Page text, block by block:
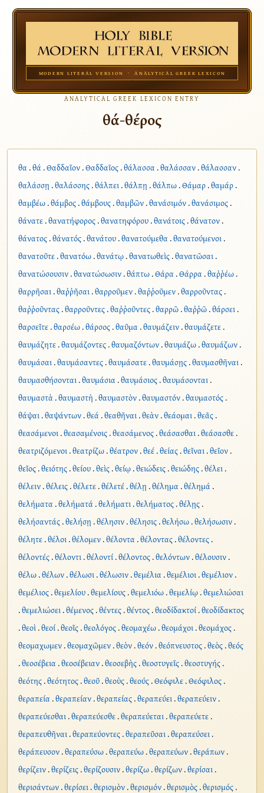
MODERN LITERAL VERSION · ANALYTICAL GREEK LEXICON
ANALYTICAL GREEK LEXICON ENTRY
θά-θέρος
θα .θά .Θαδδαῖον.Θαδδαῖος.θάλασσα .θαλάσσαν.θάλασσαν.
θαλάσσῃ .θαλάσσης.θάλπει.θάλπῃ .θάλπω.Θάμαρ.θαμάρ.
θαμβέω.θάμβος.θάμβους.θαμβῶν.θανάσιμόν.θανάσιμος.
θάνατε.θανατήφορος.θανατηφόρου.θανάτοις.θάνατον.
θάνατος.θάνατός.θανάτου.θανατούμεθα .θανατούμενοι.
θανατοῦτε.θανατόω.θανάτῳ.θανατωθεὶς.θανατῶσαι.
θανατώσουσιν.θανατώσωσιν.θάπτω.Θάρα .Θάρρα .θαῤῥέω.
θαρρῆσαι.θαῤῥῆσαι.θαρροῦμεν.θαῤῥοῦμεν.θαρροῦντας.
θαῤῥοῦντας.θαρροῦντες.θαῤῥοῦντες.θαρρῶ.θαῤῥῶ.θάρσει.
θαρσεῖτε.θαρσέω.θάρσος.θαῦμα .θαυμάζειν.θαυμάζετε.
θαυμάζητε.θαυμάζοντες.θαυμαζόντων.θαυμάζω.θαυμάζων.
θαυμάσαι.θαυμάσαντες.θαυμάσατε.θαυμάσῃς.θαυμασθῆναι.
θαυμασθήσονται.θαυμάσια .θαυμάσιος.θαυμάσονται.
θαυμαστὰ .θαυμαστὴ .θαυμαστὸν.θαυμαστόν.θαυμαστός.
θάψαι.θαψάντων.θεά .θεαθῆναι.θεὰν.θεάομαι.θεᾶς.
θεασάμενοι.θεασαμένοις.θεασάμενος.θεάσασθαι.θεάσασθε.
θεατριζόμενοι.θεατρίζω.θέατρον.θεέ.θείας.θεῖναι.θεῖον.
θεῖος.θειότης.θείου.θεὶς.θείῳ.θειώδεις.θειώδης.θέλει.
θέλειν.θέλεις.θέλετε.θέλετέ.θέλῃ .θέλημα .θέλημά .
θελήματα .θελήματά .θελήματι.θελήματος.θέλῃς.
θελήσαντάς.θελήσῃ .θέλησιν.θέλησις.θελήσω.θελήσωσιν.
θέλητε.θέλοι.θέλομεν.θέλοντα .θέλοντας.θέλοντες.
θέλοντές.θέλοντι.θέλοντί.θέλοντος.θελόντων.θέλουσιν.
θέλω.θέλων.θέλωσι.θέλωσιν.θεμέλια .θεμέλιοι.θεμέλιον.
θεμέλιος.θεμελίου.θεμελίους.θεμελιόω.θεμελίῳ.θεμελιώσαι
.θεμελιώσει.θέμενος.θέντες.θέντος.θεοδίδακτοί.θεοδίδακτος
.θεοὶ.θεοί.θεοῖς.θεολόγος.θεομαχέω.θεομάχοι.θεομάχος.
θεομαχωμεν.θεομαχῶμεν.θεὸν.θεόν.θεόπνευστος.θεὸς.θεός
.θεοσέβεια .θεοσέβειαν.θεοσεβὴς.θεοστυγεῖς.θεοστυγής.
θεότης.θεότητος.θεοῦ.θεοὺς.θεούς.Θεόφιλε.Θεόφιλος.
θεραπεία .θεραπείαν.θεραπείας.θεραπεύει.θεραπεύειν.
θεραπεύεσθαι.θεραπεύεσθε.θεραπεύεται.θεραπεύετε.
θεραπευθῆναι.θεραπεύοντες.θεραπεῦσαι.θεραπεύσει.
θεράπευσον.θεραπεύσω.θεραπεύω.θεραπεύων.θεράπων.
θερίζειν.θερίζεις.θερίζουσιν.θερίζω.θερίζων.θερίσαι.
θερισάντων.θερίσει.θερισμὸν.θερισμόν.θερισμὸς.θερισμός.